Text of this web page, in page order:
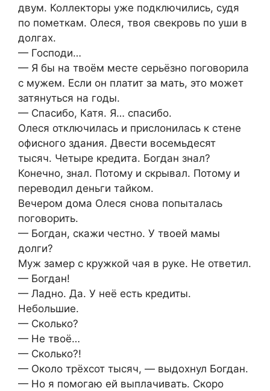
двум. Коллекторы уже подключились, судя
по пометкам. Олеся, твоя свекровь по уши в
долгах.
— Господи…
— Я бы на твоём месте серьёзно поговорила
с мужем. Если он платит за мать, это может
затянуться на годы.
— Спасибо, Катя. Я… спасибо.
Олеся отключилась и прислонилась к стене
офисного здания. Двести восемьдесят
тысяч. Четыре кредита. Богдан знал?
Конечно, знал. Потому и скрывал. Потому и
переводил деньги тайком.
Вечером дома Олеся снова попыталась
поговорить.
— Богдан, скажи честно. У твоей мамы
долги?
Муж замер с кружкой чая в руке. Не ответил.
— Богдан!
— Ладно. Да. У неё есть кредиты.
Небольшие.
— Сколько?
— Не твоё…
— Сколько?!
— Около трёхсот тысяч, — выдохнул Богдан.
— Но я помогаю ей выплачивать. Скоро